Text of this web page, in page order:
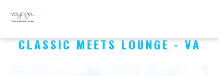
CLASSIC MEETS LOUNGE - VA